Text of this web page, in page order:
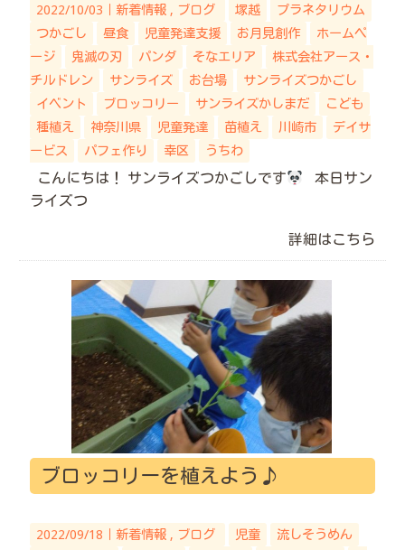
2022/10/03｜ 新着情報 ブログ 塚越
プラネタリウム
つかごし
昼食 児童発達支援 お月見創作
ホームペ
ージ
鬼滅の刃 パンダ そなエリア
株式会社アース・
チルドレン
サンライズ お台場
サンライズつかごし
イベント
ブロッコリー サンライズかしまだ
こども
種植え
神奈川県 児童発達 苗植え 川崎市
デイサ
ービス
パフェ作り 幸区 うちわ
こんにちは！ サンライズつかごしです
本日サン
ライズつ
詳細はこちら
ブロッコリーを植えよう♪
2022/09/18｜ 新着情報 ブログ 児童
流しそうめん